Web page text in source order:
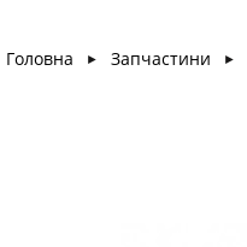
Головна ► Запчастини ►